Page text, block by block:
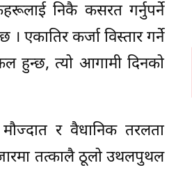
निकै कसरत गर्नुपर्ने
एकातिर कर्जा विस्तार गर्ने
हुन्छ, त्यो आगामी दिनको
र वैधानिक तरलता
तत्कालै ठूलो उथलपुथल